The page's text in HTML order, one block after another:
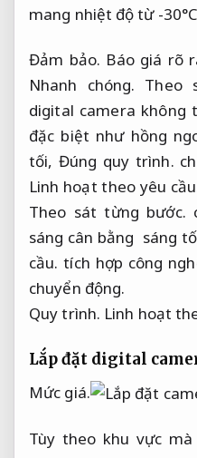
mang nhiệt độ từ -
Đảm bảo. Báo giá rõ
Nhanh chóng. Theo
digital camera không
đặc biệt như hồng
tối,Đúng quy trình.
Linh hoạt theo yêu
Theo sát từng bước.
sáng cân bằng sáng
cầu. tích hợp công
chuyển động.
Quy trình. Linh hoạt
Lắp đặt digital
Mức giá.
Tùy theo khu vực